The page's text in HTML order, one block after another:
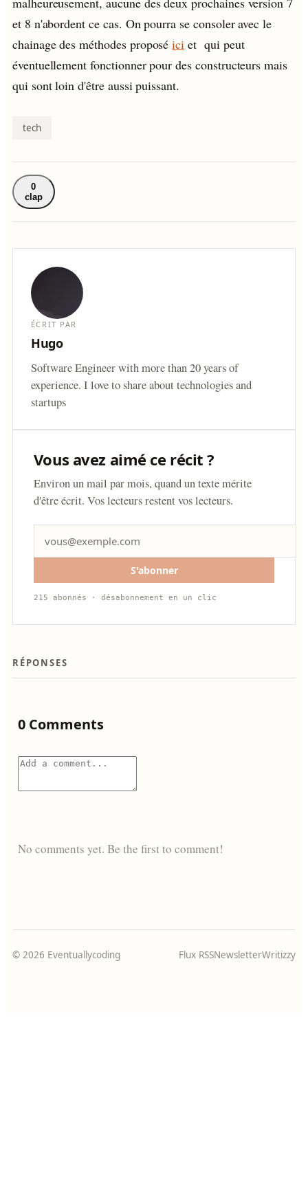
et 8 n'abordent ce cas. On pourra se consoler avec le
chainage des méthodes proposéici et qui peut
éventuellement fonctionner pour des constructeurs mais
qui sont loin d'être aussi puissant.
tech
0
clap
ÉCRIT PAR
Hugo
Software Engineer with more than 20 years of
experience. I love to share about technologies and
startups
Vous avez aimé ce récit ?
Environ un mail par mois, quand un texte mérite
d'être écrit. Vos lecteurs restent vos lecteurs.
S'abonner
215 abonnés · désabonnement en un clic
RÉPONSES
0 Comments
No comments yet. Be the first to comment!
© 2026 Eventuallycoding Flux RSSNewsletterWritizzy